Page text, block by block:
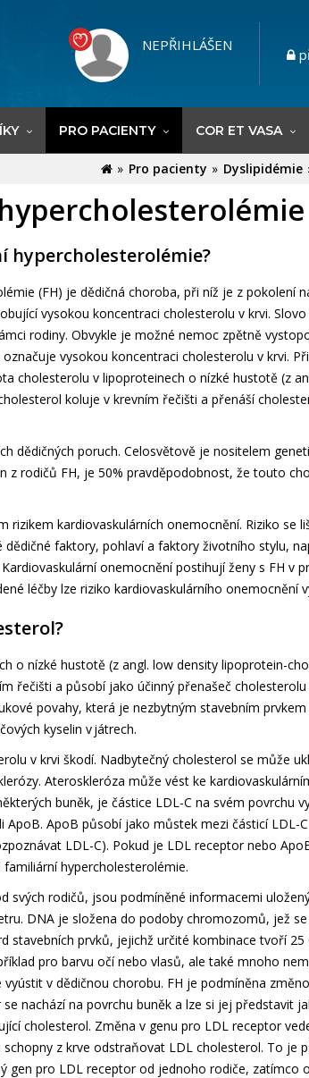
NEPŘIHLÁŠEN
PRO PACIENTY COR ET VASA
Pro pacienty Dyslipidémie
hypercholesterolémie?
(FH) je dědičná choroba, při níž je z pokolení
vysokou koncentraci cholesterolu v krvi.
rodiny. Obvykle je možné nemoc zpětně
vysokou koncentraci cholesterolu v krvi.
cholesterolu v lipoproteinech o nízké hustotě (z
koluje v krevním řečišti a přenáší
dědičných poruch. Celosvětově je nositelem
z rodičů FH, je 50% pravděpodobnost, že touto
rizikem kardiovaskulárních onemocnění. Riziko se
faktory, pohlaví a faktory životního stylu,
onemocnění postihují ženy s FH v
léčby lze riziko kardiovaskulárního onemocnění
o nízké hustotě (z angl. low density lipoprotein-
řečišti a působí jako účinný přenašeč
povahy, která je nezbytným stavebním
kyselin v játrech.
v krvi škodí. Nadbytečný cholesterol se může
Ateroskleróza může vést ke
buněk, je částice LDL-C na svém povrchu
ApoB. ApoB působí jako můstek mezi částicí LDL-
LDL-C). Pokud je LDL receptor nebo
hypercholesterolémie.
svých rodičů, jsou podmíněné informacemi
DNA je složena do podoby chromozomů, jež
stavebních prvků, jejichž určité kombinace tvoří
pro barvu očí nebo vlasů, ale také mnoho
v dědičnou chorobu. FH je podmíněna
nachází na povrchu buněk a lze si jej představit
cholesterol. Změna v genu pro LDL receptor
z krve odstraňovat LDL cholesterol. To je
gen pro LDL receptor od jednoho rodiče, zatímco